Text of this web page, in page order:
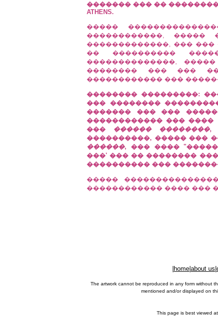
������� ��� �� ��������
ATHENS.
�����
������������, �����
�������������, ���
�� ����������
��������������,
�������� ��� ���
������������ ���
�������� ���������:
��� ��������
������� ��� ���
������������ ��� ����
��� ������ ��������,
����������, ����� ���
������, ��� ����
���' ��� �� ��������
���������� ���
�����
������������ ���� ���
home about us
The artwork cannot be reproduced in any form without
mentioned and/or displayed on
This page is best viewed